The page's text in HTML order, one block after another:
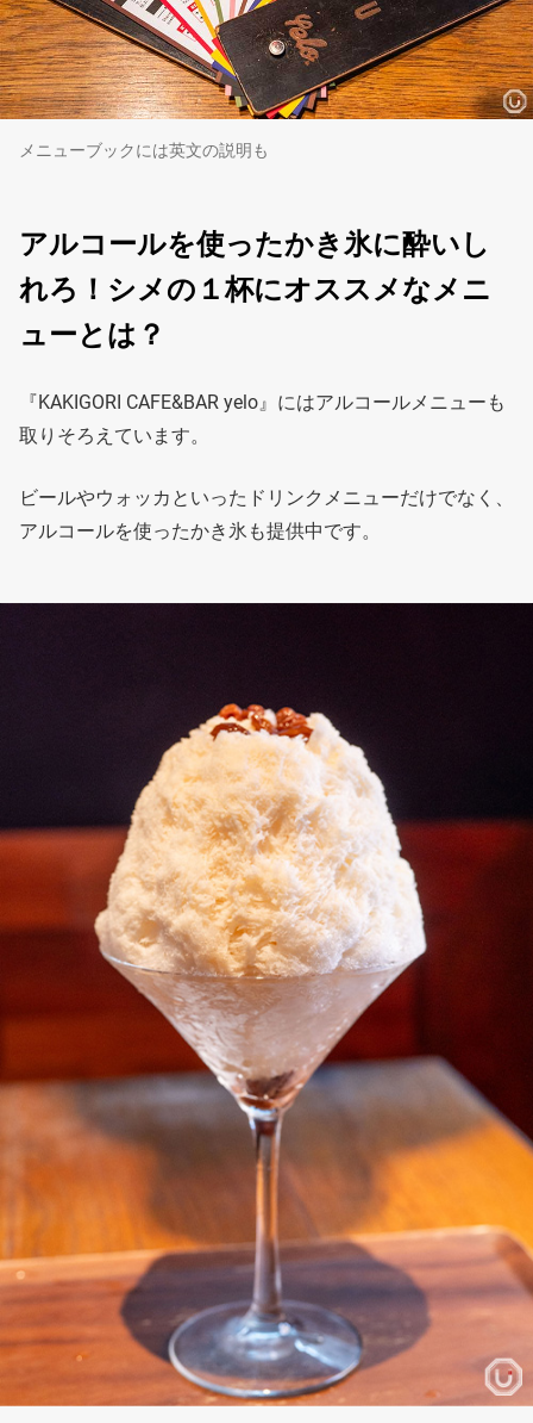
メニューブックには英文の説明も
アルコールを使ったかき氷に酔いし
れろ！シメの１杯にオススメなメニ
ューとは？
『KAKIGORI CAFE&BAR yelo』にはアルコールメニューも
取りそろえています。
ビールやウォッカといったドリンクメニューだけでなく、
アルコールを使ったかき氷も提供中です。